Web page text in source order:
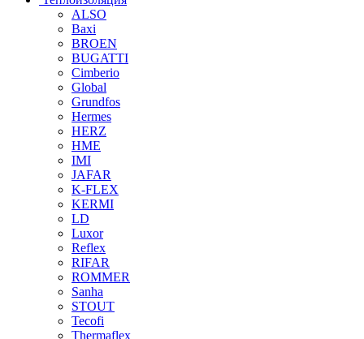
ALSO
Baxi
BROEN
BUGATTI
Cimberio
Global
Grundfos
Hermes
HERZ
HME
IMI
JAFAR
K-FLEX
KERMI
LD
Luxor
Reflex
RIFAR
ROMMER
Sanha
STOUT
Tecofi
Thermaflex